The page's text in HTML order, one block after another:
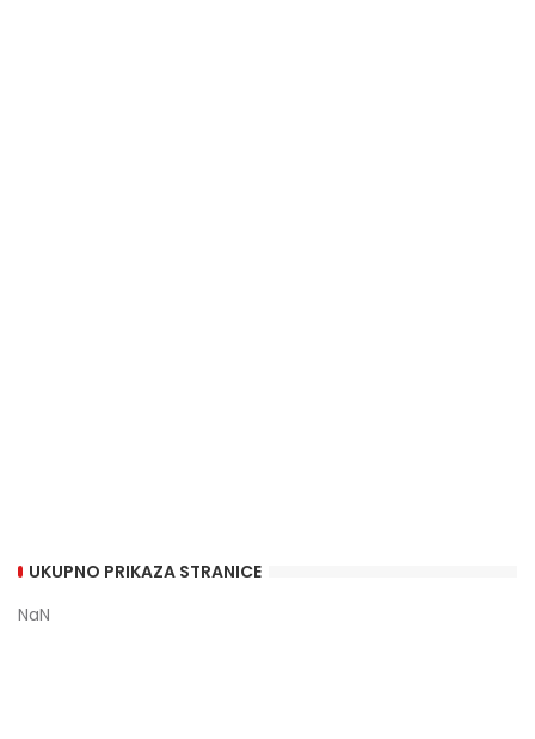
UKUPNO PRIKAZA STRANICE
NaN